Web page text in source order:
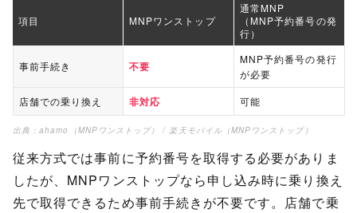
項目 MNPワンストップ
通常MNP
（MNP予約番号の発
行）
事前手続き 不要
MNP予約番号の発行
が必要
店舗での乗り換え
非対応 可能
出典：ahamo（MNPワンストップ） / 楽天モバイル（MNPワンストップ）
従来方式では事前に予約番号を取得する必要がありま
したが、MNPワンストップなら申し込み時に乗り換え
先で取得できるため事前手続きが不要です。店舗で乗